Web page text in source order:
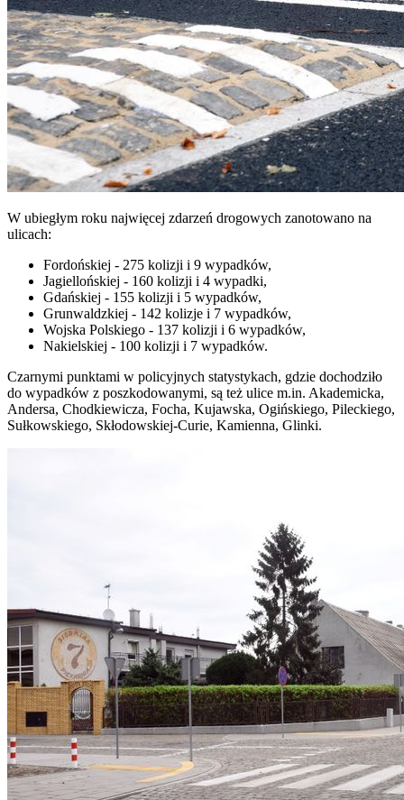
W ubiegłym roku najwięcej zdarzeń drogowych zanotowano na
ulicach:
Fordońskiej - 275 kolizji i 9 wypadków,
Jagiellońskiej - 160 kolizji i 4 wypadki,
Gdańskiej - 155 kolizji i 5 wypadków,
Grunwaldzkiej - 142 kolizje i 7 wypadków,
Wojska Polskiego - 137 kolizji i 6 wypadków,
Nakielskiej - 100 kolizji i 7 wypadków.
Czarnymi punktami w policyjnych statystykach, gdzie dochodziło
do wypadków z poszkodowanymi, są też ulice m.in. Akademicka,
Andersa, Chodkiewicza, Focha, Kujawska, Ogińskiego, Pileckiego,
Sułkowskiego, Skłodowskiej-Curie, Kamienna, Glinki.